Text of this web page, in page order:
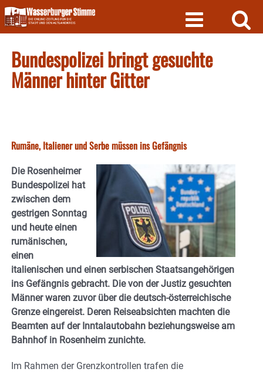
Skip
to
content
Bundespolizei bringt gesuchte
Männer hinter Gitter
Rumäne, Italiener und Serbe müssen ins Gefängnis
Die Rosenheimer
Bundespolizei hat
zwischen dem
gestrigen Sonntag
und heute einen
rumänischen,
einen
italienischen und einen serbischen Staatsangehörigen
ins Gefängnis gebracht. Die von der Justiz gesuchten
Männer waren zuvor über die deutsch-österreichische
Grenze eingereist. Deren Reiseabsichten machten die
Beamten auf der Inntalautobahn beziehungsweise am
Bahnhof in Rosenheim zunichte.
Im Rahmen der Grenzkontrollen trafen die